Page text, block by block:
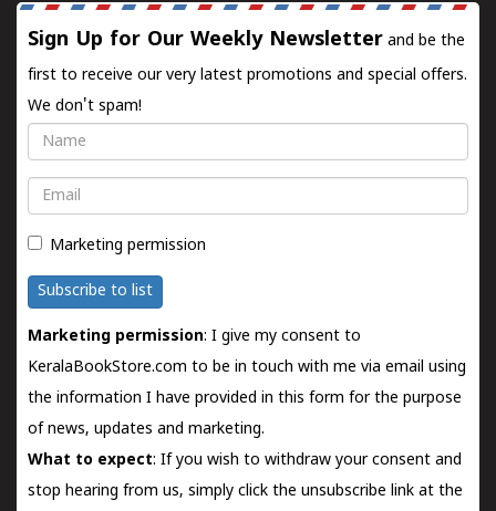
Sign Up for Our Weekly Newsletter and be the
first to receive our very latest promotions and special offers.
We don't spam!
Name
Email
Marketing permission
Subscribe to list
Marketing permission: I give my consent to
KeralaBookStore.com to be in touch with me via email using
the information I have provided in this form for the purpose
of news, updates and marketing.
What to expect: If you wish to withdraw your consent and
stop hearing from us, simply click the unsubscribe link at the